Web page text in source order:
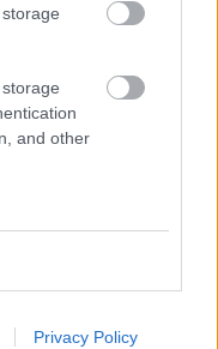
and other
Privacy Policy